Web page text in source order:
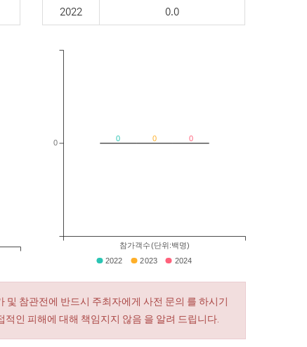
2022 0.0
0 0 0
참가객수(단위:백명)
0
2022 2023 2024
참관전에 반드시 주최자에게 사전 문의 를 하시기
인 피해에 대해 책임지지 않음 을 알려 드립니다.